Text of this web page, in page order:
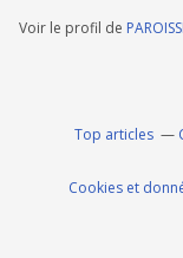
Voir le profil de
Top articles
Cookies et